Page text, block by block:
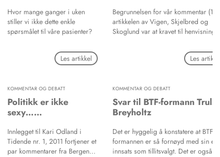
Hvor mange ganger i uken
stiller vi ikke dette enkle
spørsmålet til våre pasienter?
Les artikkel
Begrunnelsen for vår kommentar (1)
artikkelen av Vigen, Skjelbred og
Skoglund var at kravet til
spesialundersøkelse/
pasienten henvises til. Artikkelen (2)
bildediagnostikk var også nevnt.
Les
KOMMENTAR OG DEBATT
Politikk er ikke
sexy……
Innlegget til Kari Odland i
Tidende nr. 1, 2011 fortjener et
par kommentarer fra Bergen
KOMMENTAR OG DEBATT
Svar til BTF-formann Truls
Breyholtz
Det er hyggelig å konstatere at BTF-
formannen er så fornøyd med sin
innsats som tillitsvalgt. Det er også